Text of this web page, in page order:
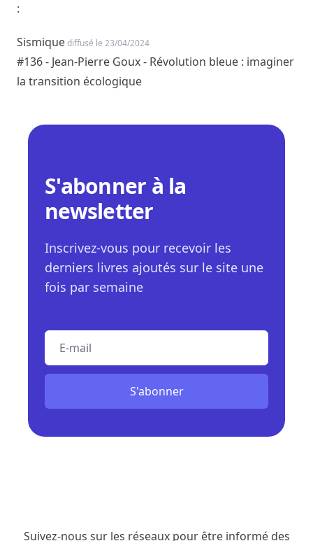
:
Sismiquediffusé le 23/04/2024
#136 - Jean-Pierre Goux - Révolution bleue : imaginer
la transition écologique
S'abonner à la
newsletter
Inscrivez-vous pour recevoir les
derniers livres ajoutés sur le site une
fois par semaine
S'abonner
Suivez-nous sur les réseaux pour être informé des